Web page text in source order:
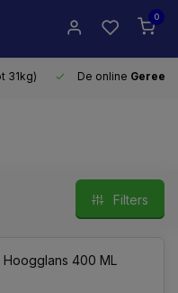
0
31kg) De online
Filters
400 ML